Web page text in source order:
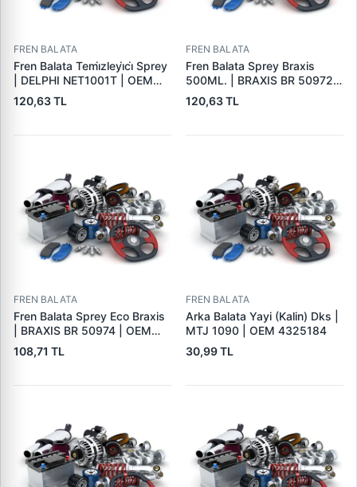
FREN BALATA
Fren Balata Temi̇zleyi̇ci̇ Sprey
| DELPHI NET1001T | OEM
BALATA SPREYI
120,63 TL
FREN BALATA
Fren Balata Sprey Braxis
500ML. | BRAXIS BR 50972 |
OEM BALATA SPREYI
120,63 TL
FREN BALATA
Fren Balata Sprey Eco Braxis
| BRAXIS BR 50974 | OEM
BALATA SPREYI
108,71 TL
FREN BALATA
Arka Balata Yayi (Kalin) Dks |
MTJ 1090 | OEM 4325184
30,99 TL